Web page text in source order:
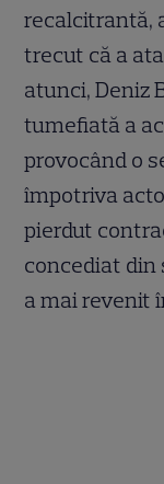
recalcitrantă,
trecut că a
atunci, Deniz
tumefiată a
provocând o
împotriva
pierdut
concediat din
a mai revenit